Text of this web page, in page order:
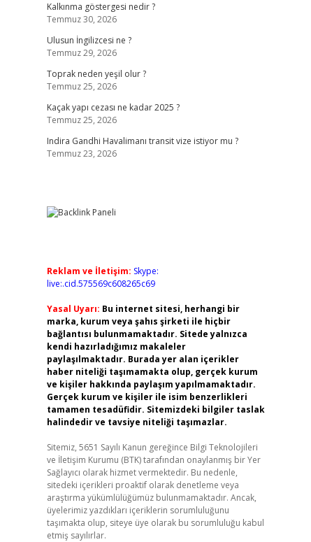
Kalkınma göstergesi nedir ?
Temmuz 30, 2026
Ulusun İngilizcesi ne ?
Temmuz 29, 2026
Toprak neden yeşil olur ?
Temmuz 25, 2026
Kaçak yapı cezası ne kadar 2025 ?
Temmuz 25, 2026
Indira Gandhi Havalimanı transit vize istiyor mu ?
Temmuz 23, 2026
Reklam ve İletişim: Skype:
live:.cid.575569c608265c69
Yasal Uyarı: Bu internet sitesi, herhangi bir
marka, kurum veya şahıs şirketi ile hiçbir
bağlantısı bulunmamaktadır. Sitede yalnızca
kendi hazırladığımız makaleler
paylaşılmaktadır. Burada yer alan içerikler
haber niteliği taşımamakta olup, gerçek kurum
ve kişiler hakkında paylaşım yapılmamaktadır.
Gerçek kurum ve kişiler ile isim benzerlikleri
tamamen tesadüfidir. Sitemizdeki bilgiler taslak
halindedir ve tavsiye niteliği taşımazlar.
Sitemiz, 5651 Sayılı Kanun gereğince Bilgi Teknolojileri
ve İletişim Kurumu (BTK) tarafından onaylanmış bir Yer
Sağlayıcı olarak hizmet vermektedir. Bu nedenle,
sitedeki içerikleri proaktif olarak denetleme veya
araştırma yükümlülüğümüz bulunmamaktadır. Ancak,
üyelerimiz yazdıkları içeriklerin sorumluluğunu
taşımakta olup, siteye üye olarak bu sorumluluğu kabul
etmiş sayılırlar.